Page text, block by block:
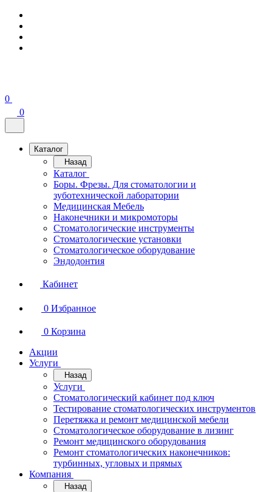
0
0
Каталог
Назад
Каталог
Боры. Фрезы. Для стоматологии и
зуботехнической лаборатории
Медицинская Мебель
Наконечники и микромоторы
Стоматологические инструменты
Стоматологические установки
Стоматологическое оборудование
Эндодонтия
Кабинет
0 Избранное
0 Корзина
Акции
Услуги
Назад
Услуги
Стоматологический кабинет под ключ
Тестирование стоматологических инструментов
Перетяжка и ремонт медицинской мебели
Стоматологическое оборудование в лизинг
Ремонт медицинского оборудования
Ремонт стоматологических наконечников:
турбинных, угловых и прямых
Компания
Назад